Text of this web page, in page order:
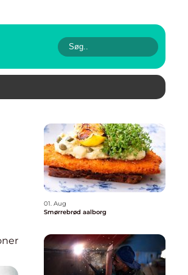
01. Aug
Smørrebrød aalborg